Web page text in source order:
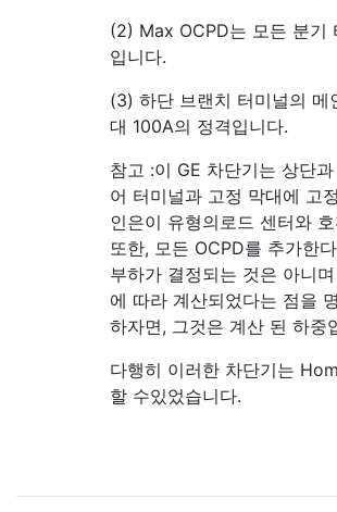
(2) Max OCPD는 모든 분기
입니다.
(3) 하단 브랜치 터미널의 메
대 100A의 정격입니다.
참고 :이 GE 차단기는 상단
어 터미널과 고정 막대에 고
인은이 유형의로드 센터와
또한, 모든 OCPD를 추가한
부하가 결정되는 것은 아니
에 따라 계산되었다는 점을
하자면, 그것은 계산 된 하중
다행히 이러한 차단기는
할 수있었습니다.